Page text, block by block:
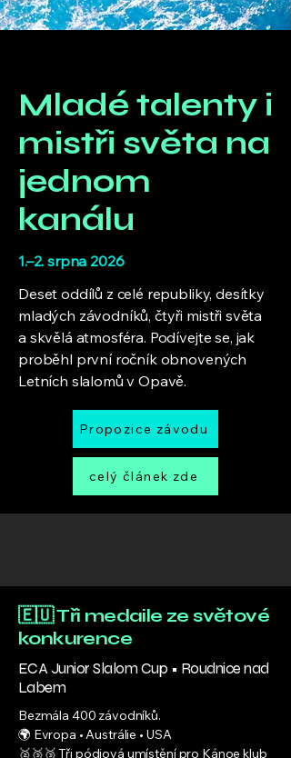
Mladé talenty i
mistři světa na
jednom
kanálu
1.–2. srpna 2026
Deset oddílů z celé republiky, desítky
mladých závodníků, čtyři mistři světa
a skvělá atmosféra. Podívejte se, jak
proběhl první ročník obnovených
Letních slalomů v Opavě.
Propozice závodu
celý článek zde
🇪🇺 Tři medaile ze světové
konkurence
ECA Junior Slalom Cup • Roudnice nad
Labem
Bezmála 400 závodníků.
🌍 Evropa • Austrálie • USA
🥈🥉🥉 Tři pódiová umístění pro Kánoe klub